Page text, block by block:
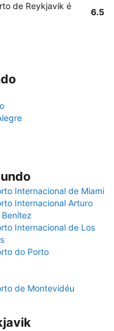
de Reykjavik é
6.5
Internacional de Miami
Internacional Arturo
Internacional de Los
do Porto
de Montevidéu